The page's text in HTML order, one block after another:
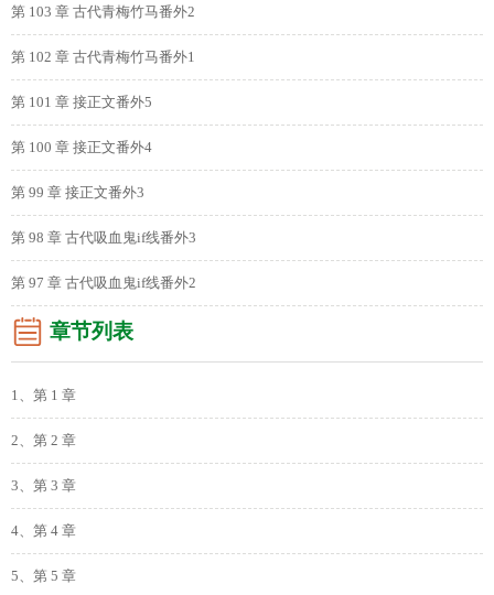
第 103 章 古代青梅竹马番外2
第 102 章 古代青梅竹马番外1
第 101 章 接正文番外5
第 100 章 接正文番外4
第 99 章 接正文番外3
第 98 章 古代吸血鬼if线番外3
第 97 章 古代吸血鬼if线番外2
章节列表
1、第 1 章
2、第 2 章
3、第 3 章
4、第 4 章
5、第 5 章